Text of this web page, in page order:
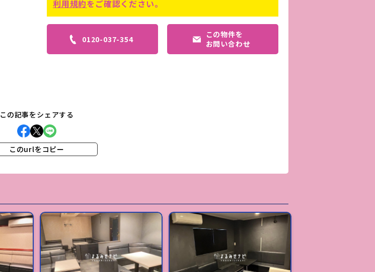
利用規約をご確認ください。
0120-037-354
この物件を
お問い合わせ
この記事をシェアする
このurlをコピー